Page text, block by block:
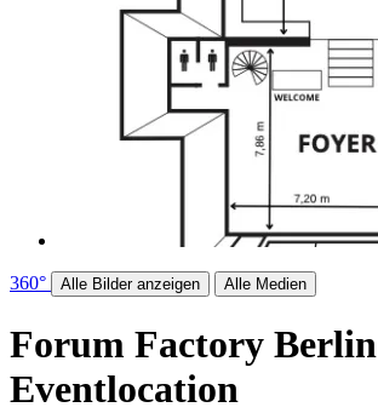
360° Alle Bilder anzeigen Alle Medien
Forum Factory Berlin
Eventlocation